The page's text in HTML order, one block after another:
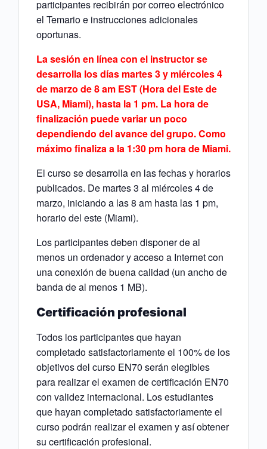
participantes recibirán por correo electrónico
el Temario e instrucciones adicionales
oportunas.
La sesión en línea con el instructor se
desarrolla los días martes 3 y miércoles 4
de marzo de 8 am EST (Hora del Este de
USA, Miami), hasta la 1 pm. La hora de
finalización puede variar un poco
dependiendo del avance del grupo. Como
máximo finaliza a la 1:30 pm hora de Miami.
El curso se desarrolla en las fechas y horarios
publicados. De martes 3 al miércoles 4 de
marzo, iniciando a las 8 am hasta las 1 pm,
horario del este (Miami).
Los participantes deben disponer de al
menos un ordenador y acceso a Internet con
una conexión de buena calidad (un ancho de
banda de al menos 1 MB).
Certificación profesional
Todos los participantes que hayan
completado satisfactoriamente el 100% de los
objetivos del curso EN70 serán elegibles
para realizar el examen de certificación EN70
con validez internacional. Los estudiantes
que hayan completado satisfactoriamente el
curso podrán realizar el examen y así obtener
su certificación profesional.